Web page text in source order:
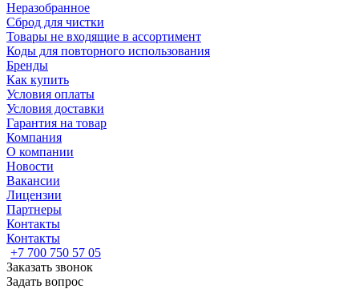
Неразобранное
Сброд для чистки
Товары не входящие в ассортимент
Коды для повторного использования
Бренды
Как купить
Условия оплаты
Условия доставки
Гарантия на товар
Компания
О компании
Новости
Вакансии
Лицензии
Партнеры
Контакты
Контакты
+7 700 750 57 05
Заказать звонок
Задать вопрос